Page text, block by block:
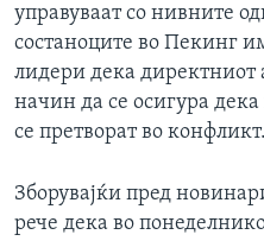
управуваат со нивните
состаноците во Пекинг
лидери дека директниот
начин да се осигура
се претворат во конфликт.
Зборувајќи пред
рече дека во